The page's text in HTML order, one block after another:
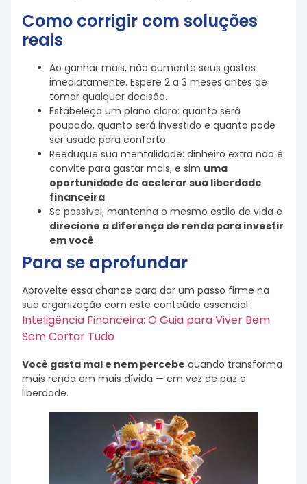
Como corrigir com soluções
reais
Ao ganhar mais, não aumente seus gastos
imediatamente. Espere 2 a 3 meses antes de
tomar qualquer decisão.
Estabeleça um plano claro: quanto será
poupado, quanto será investido e quanto pode
ser usado para conforto.
Reeduque sua mentalidade: dinheiro extra não é
convite para gastar mais, e sim uma
oportunidade de acelerar sua liberdade
financeira.
Se possível, mantenha o mesmo estilo de vida e
direcione a diferença de renda para investir
em você.
Para se aprofundar
Aproveite essa chance para dar um passo firme na
sua organização com este conteúdo essencial:
Inteligência Financeira: O Guia para Viver Bem
Sem Cortar Tudo
Você gasta mal e nem percebe quando transforma
mais renda em mais dívida — em vez de paz e
liberdade.